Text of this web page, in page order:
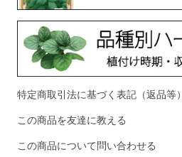
特定商取引法に基づく表記（返品等）
この商品を友達に教える
この商品について問い合わせる